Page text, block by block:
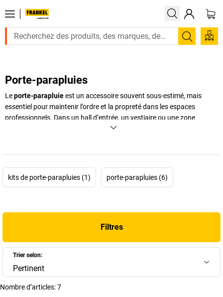
Porte-parapluies
Leporte-parapluieest un accessoire souvent sous-estimé, mais
essentiel pour maintenir l’ordre et la propreté dans les espaces
professionnels. Dans un hall d’entrée, un vestiaire ou une zone
d’accueil, il permet de stocker les parapluies mouillés de manière
parapluie inox
, apprécié pour sa robustesse, ou le porte-parapluie
de porte-parapluies adaptés aux environnements professionnels.
+Afficher plus
kits de porte-parapluies (1) porte-parapluies (6)
Filtres
Trier selon:
Pertinent
Nombre d’articles:7